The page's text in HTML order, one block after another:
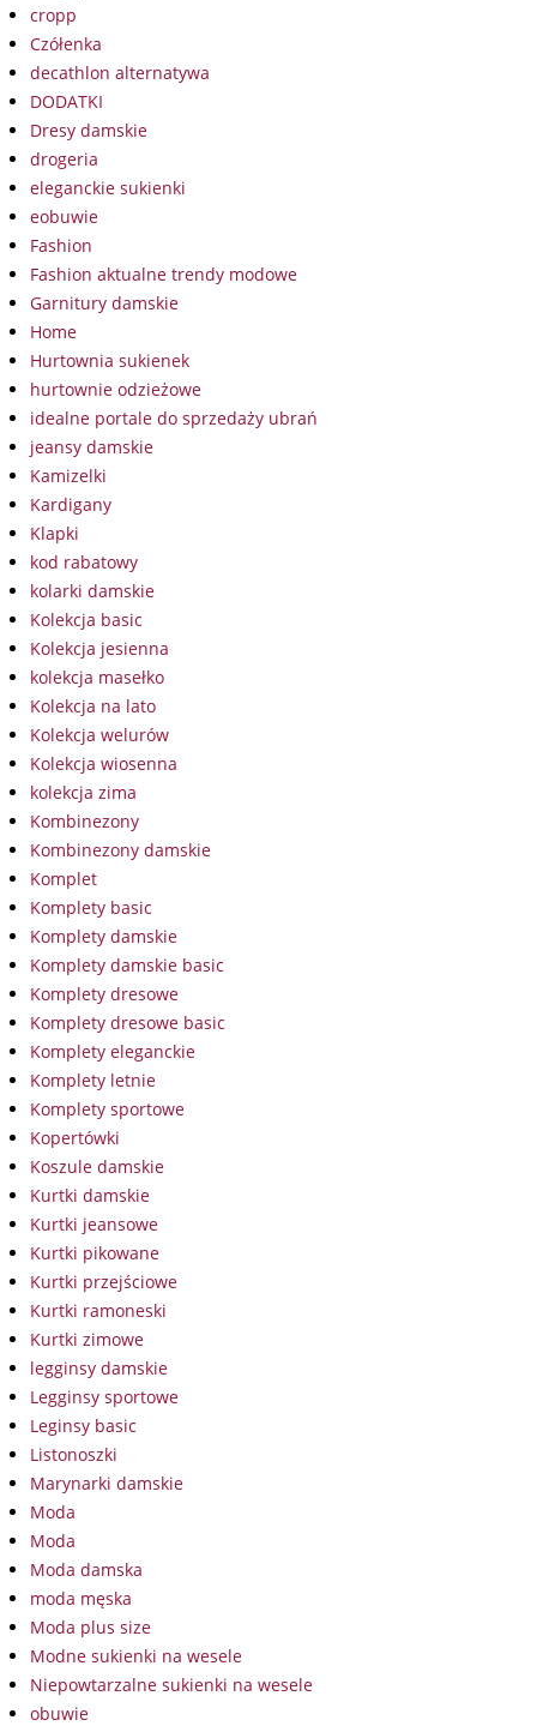
cropp
Czółenka
decathlon alternatywa
DODATKI
Dresy damskie
drogeria
eleganckie sukienki
eobuwie
Fashion
Fashion aktualne trendy modowe
Garnitury damskie
Home
Hurtownia sukienek
hurtownie odzieżowe
idealne portale do sprzedaży ubrań
jeansy damskie
Kamizelki
Kardigany
Klapki
kod rabatowy
kolarki damskie
Kolekcja basic
Kolekcja jesienna
kolekcja masełko
Kolekcja na lato
Kolekcja welurów
Kolekcja wiosenna
kolekcja zima
Kombinezony
Kombinezony damskie
Komplet
Komplety basic
Komplety damskie
Komplety damskie basic
Komplety dresowe
Komplety dresowe basic
Komplety eleganckie
Komplety letnie
Komplety sportowe
Kopertówki
Koszule damskie
Kurtki damskie
Kurtki jeansowe
Kurtki pikowane
Kurtki przejściowe
Kurtki ramoneski
Kurtki zimowe
legginsy damskie
Legginsy sportowe
Leginsy basic
Listonoszki
Marynarki damskie
Moda
Moda
Moda damska
moda męska
Moda plus size
Modne sukienki na wesele
Niepowtarzalne sukienki na wesele
obuwie